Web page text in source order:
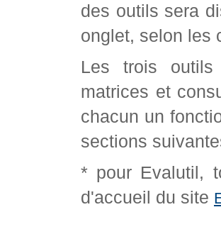
des outils sera
onglet, selon les
Les trois outils
matrices et
chacun un
sections
* pour Evalutil,
d'accueil du site